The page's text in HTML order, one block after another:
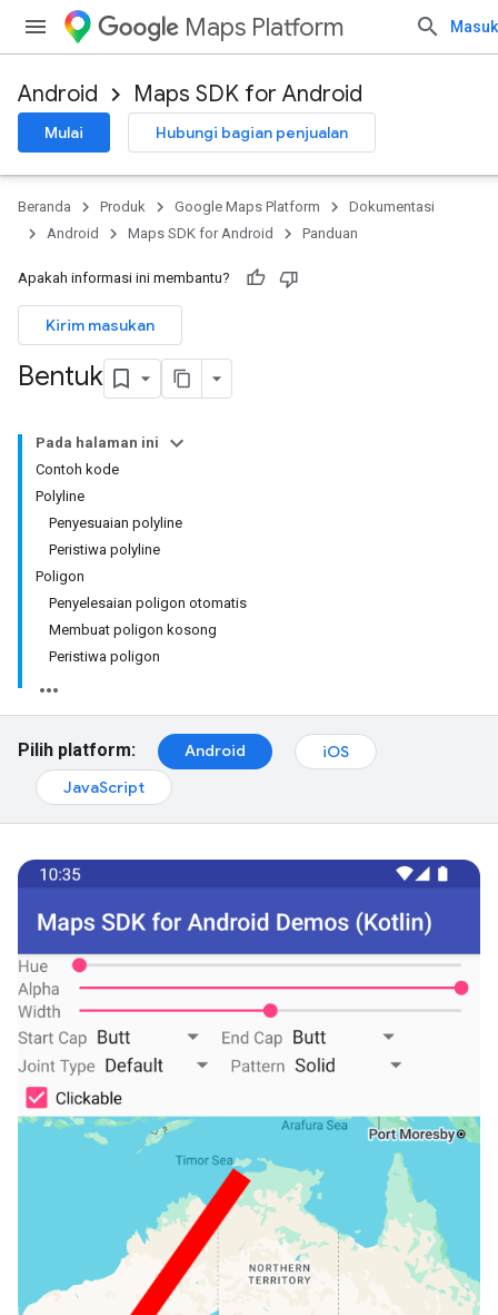
Maps Platform Masuk
Android Maps SDK for Android
Mulai Hubungi bagian penjualan
Beranda Produk Google Maps Platform
Dokumentasi
Android
Maps SDK for Android Panduan
Apakah informasi ini membantu?
Kirim masukan
Bentuk
Pada halaman ini
Contoh kode
Polyline
Penyesuaian polyline
Peristiwa polyline
Poligon
Penyelesaian poligon otomatis
Membuat poligon kosong
Peristiwa poligon
Pilih platform: Android
iOS
JavaScript